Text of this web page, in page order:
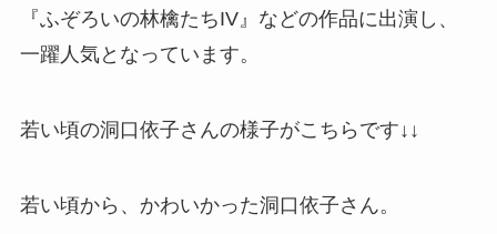
『ふぞろいの林檎たちIV』などの作品に出演し、
一躍人気となっています。
若い頃の洞口依子さんの様子がこちらです↓↓
若い頃から、かわいかった洞口依子さん。